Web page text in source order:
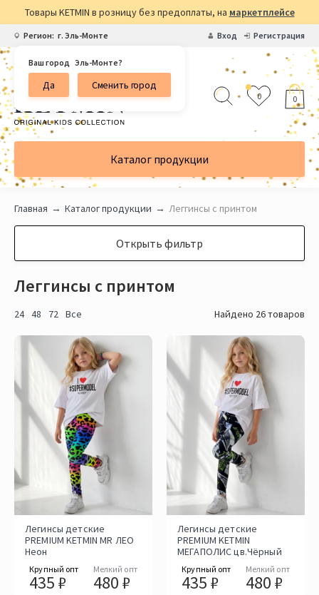
Товары KETMIN в розницу без предоплаты, на маркетплейсе
Регион: г. Эль-Монте
Ваш город Эль-Монте?
Да Сменить город
Вход Регистрация
0 0
Каталог продукции
Главная Каталог продукции Леггинсы с принтом
Открыть фильтр
Леггинсы с принтом
24 48 72 Все Найдено 26 товаров
Легинсы детские
PREMIUM KETMIN MR ЛЕО
Неон
Крупный опт
435 ₽
Мелкий опт
480 ₽
Легинсы детские
PREMIUM KETMIN
МЕГАПОЛИС цв.Чёрный
Крупный опт
435 ₽
Мелкий опт
480 ₽